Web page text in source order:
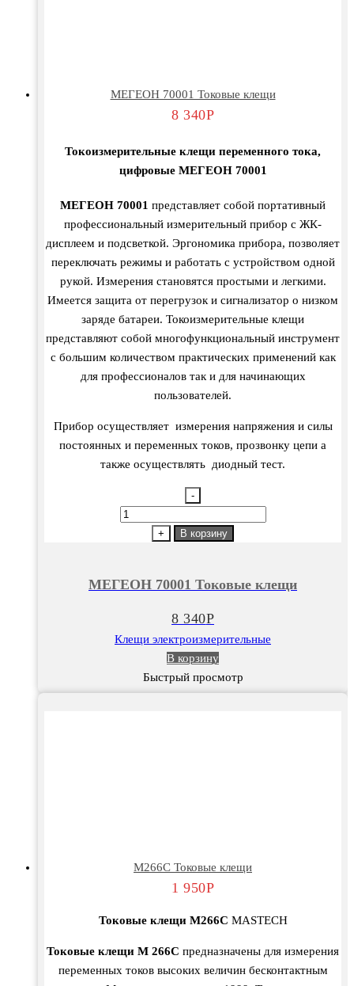
МЕГЕОН 70001 Токовые клещи
8 340Р
Токоизмерительные клещи переменного тока,
цифровые МЕГЕОН 70001
МЕГЕОН 70001 представляет собой портативный
профессиональный измерительный прибор с ЖК-
дисплеем и подсветкой. Эргономика прибора, позволяет
переключать режимы и работать с устройством одной
рукой. Измерения становятся простыми и легкими.
Имеется защита от перегрузок и сигнализатор о низком
заряде батареи. Токоизмерительные клещи
представляют собой многофункциональный инструмент
с большим количеством практических применений как
для профессионалов так и для начинающих
пользователей.
Прибор осуществляет измерения напряжения и силы
постоянных и переменных токов, прозвонку цепи а
также осуществлять диодный тест.
-
Количество
Токовые
+ В корзину
МЕГЕОН 70001 Токовые клещи
8 340Р
Клещи электроизмерительные
В корзину
Быстрый просмотр
М266С Токовые клещи
1 950Р
Токовые клещи М266C MASTECH
Токовые клещи М 266C предназначены для измерения
переменных токов высоких величин бесконтактным